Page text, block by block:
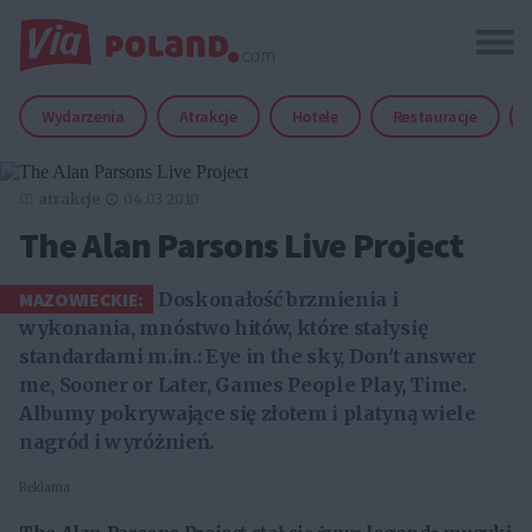
Wydarzenia Atrakcje Hotele Restauracje
The Alan Parsons Live Project
MAZOWIECKIE:
Doskonałość brzmienia i
wykonania, mnóstwo hitów, które stałysię
standardami m.in.: Eye in the sky, Don't answer
me, Sooner or Later, Games People Play, Time.
Albumy pokrywające się złotem i platyną wiele
nagród i wyróżnień.
Reklama